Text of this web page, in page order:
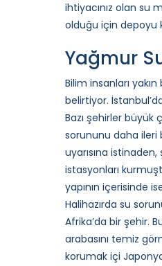
ihtiyacınız olan su
olduğu için depoyu
Yağmur
Bilim insanları
belirtiyor.
Bazı şehirler
sorununu daha ileri
uyarısına
istasyonları
yapının içerisinde
Halihazırda su
Afrika’da bir şehir.
arabasını temiz
korumak içi